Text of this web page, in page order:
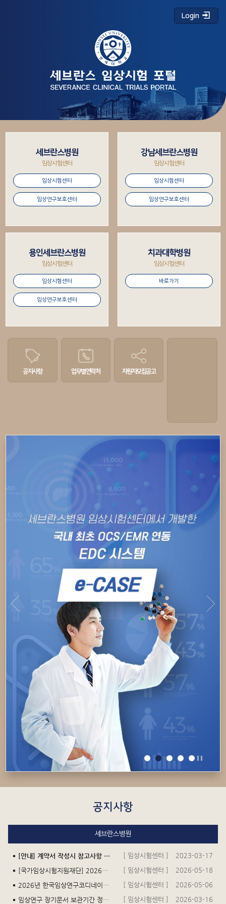
Login
세브란스병원
임상시험센터
임상시험센터
임상연구보호센터
강남세브란스병원
임상시험센터
임상시험센터
임상연구보호센터
용인세브란스병원
임상시험센터
임상시험센터
임상연구보호센터
치과대학병원
임상시험센터
바로가기
공지사항 업무별연락처 자원자모집공고
공지사항
세브란스병원
[안내] 계약서 작성시 참고사항 및 연구비 입금 관련 안내 (세금계산서요청문서 등 포함) [ 임상시험센터 ]
2023-03-17
[국가임상시험지원재단] 2026년 KoNECT-KAIRB 공동 심포지엄(6.18.) 초청의 건
[ 임상시험센터 ]
2026-05-18
2026년 한국임상연구코디네이터회 총회 및 춘계학술대회 안내
[ 임상시험센터 ]
2026-05-06
임상연구 장기문서 보관기간 정책 안내 건
[ 임상시험센터 ] 2026-03-16